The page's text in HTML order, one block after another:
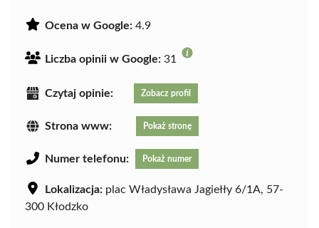
Ocena w Google: 4.9
Liczba opinii w Google: 31
Czytaj opinie: Zobacz profil
Strona www: Pokaż stronę
Numer telefonu: Pokaż numer
Lokalizacja: plac Władysława Jagiełły 6/1A, 57-
300 Kłodzko